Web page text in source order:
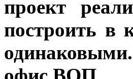
проект
построить в